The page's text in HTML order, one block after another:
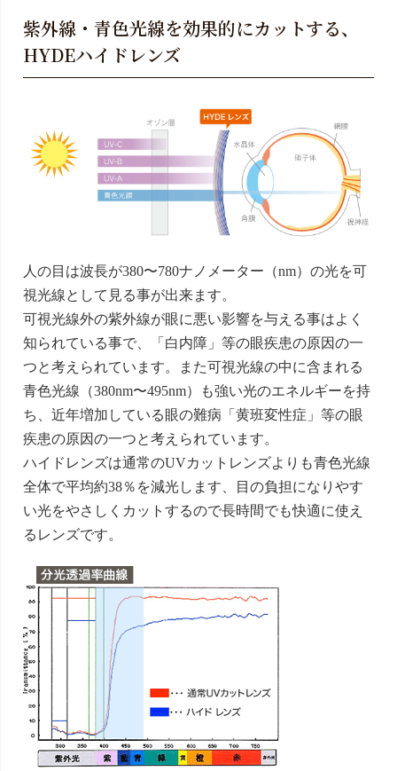
紫外線・青色光線を効果的にカットする、
HYDEハイドレンズ
人の目は波長が380〜780ナノメーター（nm）の光を可
視光線として見る事が出来ます。
可視光線外の紫外線が眼に悪い影響を与える事はよく
知られている事で、「白内障」等の眼疾患の原因の一
つと考えられています。また可視光線の中に含まれる
青色光線（380nm〜495nm）も強い光のエネルギーを持
ち、近年増加している眼の難病「黄班変性症」等の眼
疾患の原因の一つと考えられています。
ハイドレンズは通常のUVカットレンズよりも青色光線
全体で平均約38％を減光します、目の負担になりやす
い光をやさしくカットするので長時間でも快適に使え
るレンズです。